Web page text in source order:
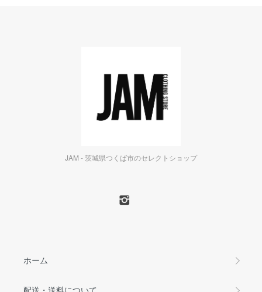
JAM - 茨城県つくば市のセレクトショップ
ホーム
配送・送料について